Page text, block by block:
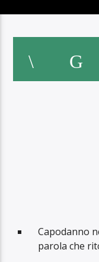
Capodanno
parola che